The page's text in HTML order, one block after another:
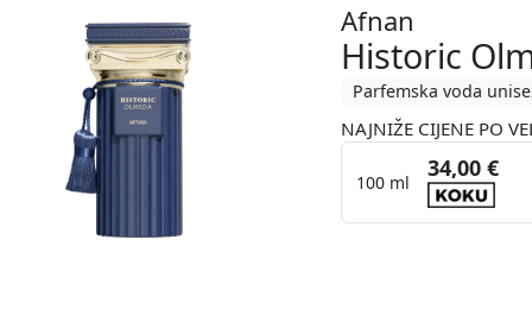
Afnan
Historic
Parfemska voda
NAJNIŽE CIJENE PO
100 ml
34,00 €